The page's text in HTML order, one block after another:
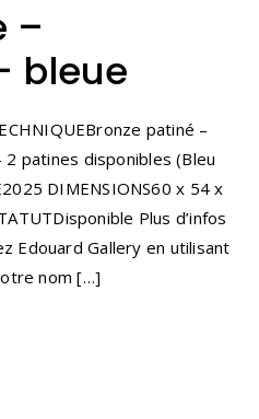
–
bleue
patiné –
patines disponibles (Bleu
DIMENSIONS60 x 54 x
Plus d’infos
Edouard Gallery en utilisant
nom […]